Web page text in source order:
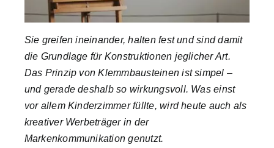
Nachhaltigkeit
Magazin
Sie greifen ineinander, halten fest und sind damit
die Grundlage für Konstruktionen jeglicher Art.
Das Prinzip von Klemmbausteinen ist simpel –
und gerade deshalb so wirkungsvoll. Was einst
vor allem Kinderzimmer füllte, wird heute auch als
kreativer Werbeträger in der
Markenkommunikation genutzt.